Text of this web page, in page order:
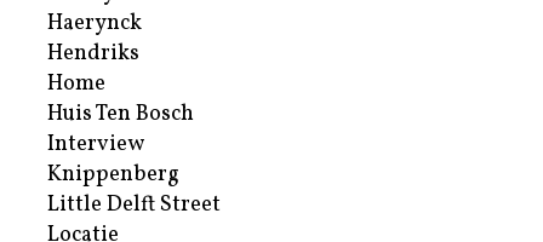
Haerynck
Hendriks
Home
Huis Ten Bosch
Interview
Knippenberg
Little Delft Street
Locatie